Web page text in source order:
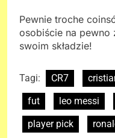
Pewnie troche
osobiście na pewno
swoim składzie!
Tagi: CR7
fut
leo messi
player pick